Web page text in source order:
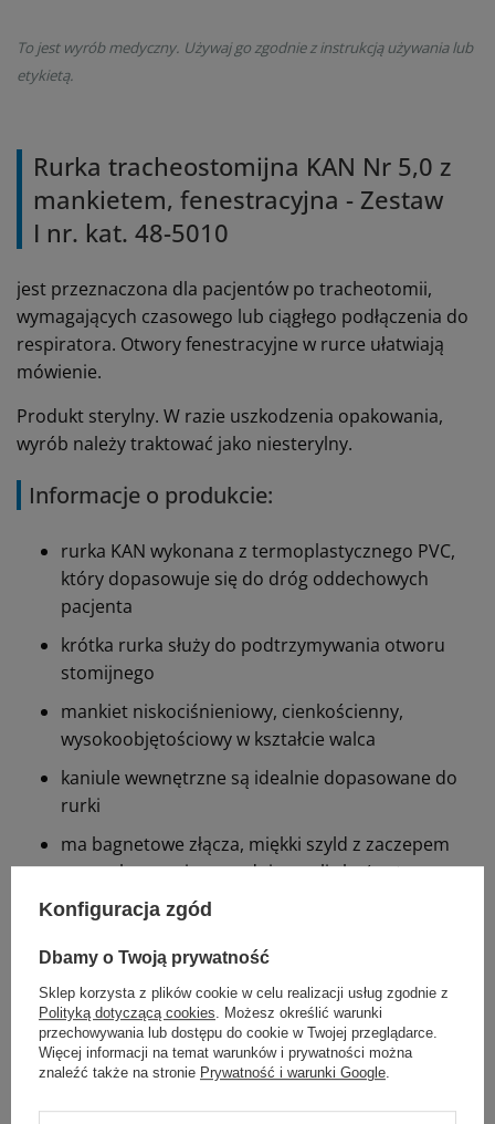
To jest wyrób medyczny. Używaj go zgodnie z instrukcją używania lub
etykietą.
Rurka tracheostomijna KAN Nr 5,0 z
mankietem, fenestracyjna - Zestaw
I nr. kat. 48-5010
jest przeznaczona dla pacjentów po tracheotomii,
wymagających czasowego lub ciągłego podłączenia do
respiratora. Otwory fenestracyjne w rurce ułatwiają
mówienie.
Produkt sterylny. W razie uszkodzenia opakowania,
wyrób należy traktować jako niesterylny.
Informacje o produkcie:
rurka KAN wykonana z termoplastycznego PVC,
który dopasowuje się do dróg oddechowych
pacjenta
krótka rurka służy do podtrzymywania otworu
stomijnego
mankiet niskociśnieniowy, cienkościenny,
wysokoobjętościowy w kształcie walca
kaniule wewnętrzne są idealnie dopasowane do
rurki
ma bagnetowe złącza, miękki szyld z zaczepem
przegubowym i prowadnicę z oliwką (z otworem
na prowadnik Seldingera)
Skład zestawu:
fenestracyjna (1)
Konfiguracja zgód
Dbamy o Twoją prywatność
Sklep korzysta z plików cookie w celu realizacji usług zgodnie z
Polityką dotyczącą cookies . Możesz określić warunki
przechowywania lub dostępu do cookie w Twojej przeglądarce.
Więcej informacji na temat warunków i prywatności można
znaleźć także na stronie Prywatność i warunki Google